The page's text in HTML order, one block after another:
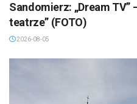
Sandomierz: „Dream TV”
teatrze” (FOTO)
2026-08-05